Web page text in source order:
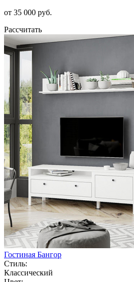
от 35 000 руб.
Рассчитать
Гостиная Бангор
Стиль:
Классический